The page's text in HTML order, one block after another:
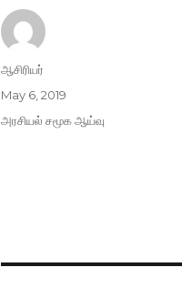
Author
ஆசிரியர்
Posted
on
May 6, 2019
Categories
அரசியல் சமூக ஆய்வு